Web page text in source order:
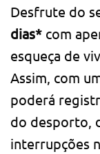
Desfrute do
dias* com
esqueça de
Assim, com
poderá
do desporto,
interrupções